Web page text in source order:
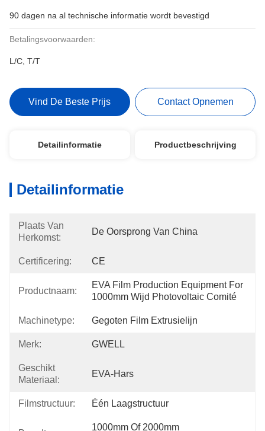
90 dagen na al technische informatie wordt bevestigd
Betalingsvoorwaarden:
L/C, T/T
Vind De Beste Prijs Contact Opnemen
Detailinformatie Productbeschrijving
Detailinformatie
Plaats Van
Herkomst:
De Oorsprong Van China
Certificering: CE
Productnaam:
EVA Film Production Equipment For
1000mm Wijd Photovoltaic Comité
Machinetype: Gegoten Film Extrusielijn
Merk: GWELL
Geschikt
Materiaal:
EVA-Hars
Filmstructuur: Één Laagstructuur
1000mm Of 2000mm